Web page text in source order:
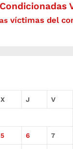
víctimas del
X J V
5 6 7